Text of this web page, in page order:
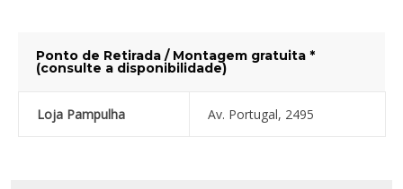
Ponto de Retirada / Montagem gratuita *
(consulte a disponibilidade)
Loja Pampulha Av. Portugal, 2495